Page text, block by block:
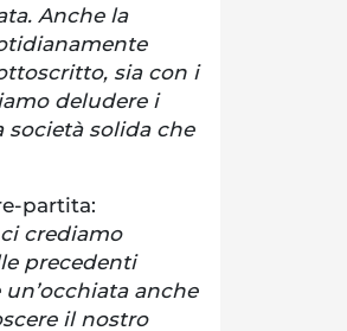
Anche la
sia con i
deludere i
solida che
partita:
crediamo
precedenti
anche
il nostro